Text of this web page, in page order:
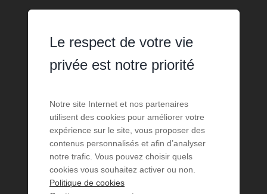
Le respect de votre vie
privée est notre priorité
Notre site Internet et nos partenaires
utilisent des cookies pour améliorer votre
expérience sur le site, vous proposer des
contenus personnalisés et afin d’analyser
notre trafic. Vous pouvez choisir quels
cookies vous souhaitez activer ou non.
Politique de cookies